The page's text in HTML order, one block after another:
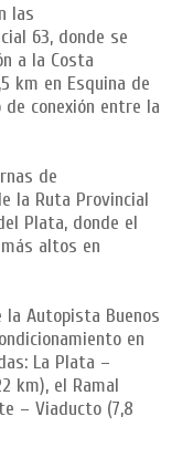
las
63, donde se
a la Costa
km en Esquina de
conexión entre la
de
la Ruta Provincial
Plata, donde el
altos en
la Autopista Buenos
en
La Plata –
km), el Ramal
– Viaducto (7,8